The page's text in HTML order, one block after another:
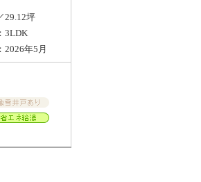
29.12坪
：3LDK
：2026年5月